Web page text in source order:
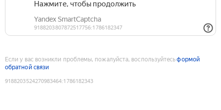
Если у вас возникли проблемы, пожалуйста, воспользуйтесьформой
обратной связи
9188203524270983464:1786182343